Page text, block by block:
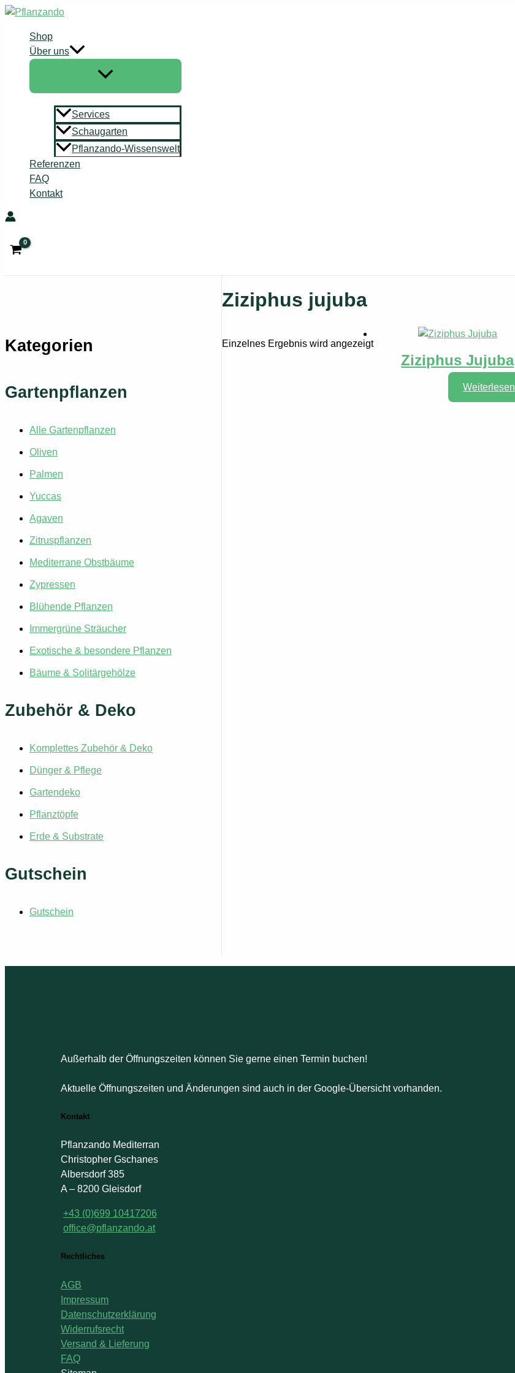
Zum
springenShop
Über uns
Services
Schaugarten
Pflanzando-Wissenswelt
Referenzen
FAQ
Kontakt
Kategorien
Gartenpflanzen
Alle Gartenpflanzen
Oliven
Palmen
Yuccas
Agaven
Zitruspflanzen
Mediterrane Obstbäume
Zypressen
Blühende Pflanzen
Immergrüne Sträucher
Exotische & besondere Pflanzen
Bäume & Solitärgehölze
Zubehör & Deko
Komplettes Zubehör & Deko
Dünger & Pflege
Gartendeko
Pflanztöpfe
Erde & Substrate
Gutschein
Gutschein
Ziziphus jujuba
Einzelnes Ergebnis wird angezeigt
Ziziphus Jujuba
Weiterlesen
Außerhalb der Öffnungszeiten können Sie gerne einen Termin buchen!
Aktuelle Öffnungszeiten und Änderungen sind auch in der Google-Übersicht vorhanden.
Kontakt
Pflanzando Mediterran
Christopher Gschanes
Albersdorf 385
A – 8200 Gleisdorf
+43 (0)699 10417206
office@pflanzando.at
Rechtliches
AGB
Impressum
Datenschutzerklärung
Widerrufsrecht
Versand & Lieferung
FAQ